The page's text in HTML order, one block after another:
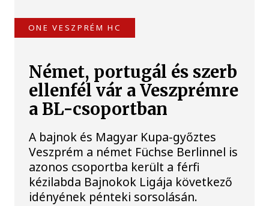
ONE VESZPRÉM HC
Német, portugál és szerb
ellenfél vár a Veszprémre
a BL-csoportban
A bajnok és Magyar Kupa-győztes
Veszprém a német Füchse Berlinnel is
azonos csoportba került a férfi
kézilabda Bajnokok Ligája következő
idényének pénteki sorsolásán.